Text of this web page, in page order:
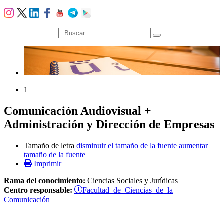
búsqueda
1
Comunicación Audiovisual +
Administración y Dirección de Empresas
Tamaño de letra disminuir el tamaño de la fuente aumentar
tamaño de la fuente
Imprimir
Rama del conocimiento: Ciencias Sociales y Jurídicas
Centro responsable:
Facultad de Ciencias de la
Comunicación